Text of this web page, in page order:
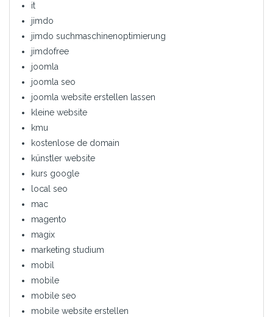
it
jimdo
jimdo suchmaschinenoptimierung
jimdofree
joomla
joomla seo
joomla website erstellen lassen
kleine website
kmu
kostenlose de domain
künstler website
kurs google
local seo
mac
magento
magix
marketing studium
mobil
mobile
mobile seo
mobile website erstellen